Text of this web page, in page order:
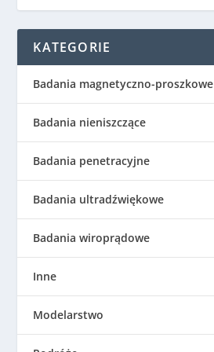
KATEGORIE
Badania magnetyczno-proszkowe
Badania nieniszczące
Badania penetracyjne
Badania ultradźwiękowe
Badania wiroprądowe
Inne
Modelarstwo